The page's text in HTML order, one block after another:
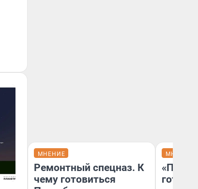
МНЕНИЕ
Ремонтный спецназ. К
чему готовиться
МНЕНИЕ
готов